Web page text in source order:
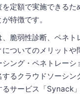
定額で実施できるた
特徴です。
脆弱性診断、ペネト
についてのメリットや
ング・ペネトレーシ
るクラウドソーシン
るサービス「Synack